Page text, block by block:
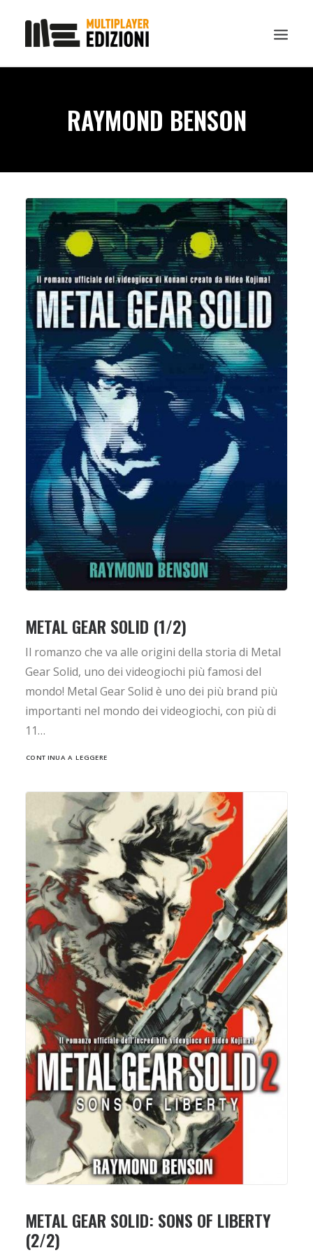
GADGET
NEWS
CONTATTI
CHI SIAMO
DOWNLOAD
RICERCA
RAYMOND BENSON
METAL GEAR SOLID (1/2)
Il romanzo che va alle origini della storia di Metal
Gear Solid, uno dei videogiochi più famosi del
mondo! Metal Gear Solid è uno dei più brand più
importanti nel mondo dei videogiochi, con più di
11…
CONTINUA A LEGGERE
METAL GEAR SOLID: SONS OF LIBERTY
(2/2)